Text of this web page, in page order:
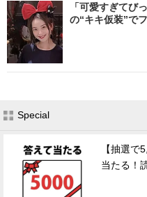
「可愛すぎて
の“キキ仮装”で
Special
【抽選で
当たる！